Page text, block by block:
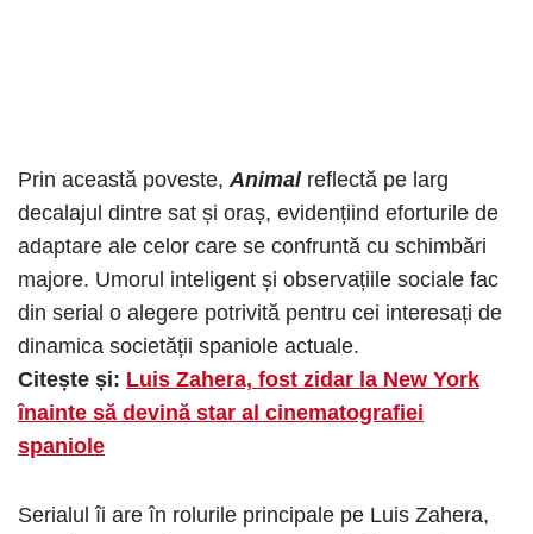
Prin această poveste, Animalreflectă pe larg
decalajul dintre sat și oraș, evidențiind eforturile de
adaptare ale celor care se confruntă cu schimbări
majore. Umorul inteligent și observațiile sociale fac
din serial o alegere potrivită pentru cei interesați de
dinamica societății spaniole actuale.
Citește și: Luis Zahera, fost zidar la New York
înainte să devină star al cinematografiei
spaniole
Serialul îi are în rolurile principale pe Luis Zahera,